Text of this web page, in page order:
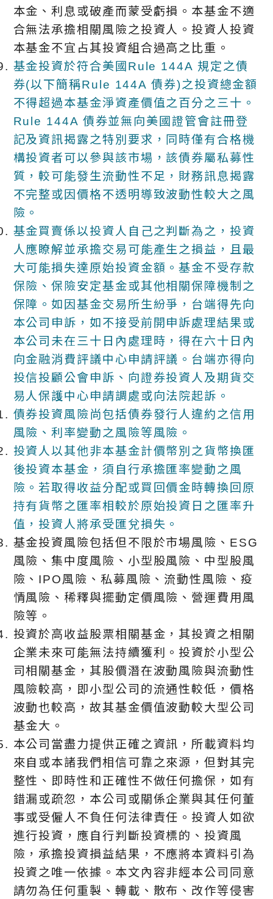
本金、利息或破產而蒙受虧損。本基金不適
合無法承擔相關風險之投資人。投資人投資
本基金不宜占其投資組合過高之比重。
基金投資於符合美國Rule 144A 規定之債
券(以下簡稱Rule 144A 債券)之投資總金額
不得超過本基金淨資產價值之百分之三十。
Rule 144A 債券並無向美國證管會註冊登
記及資訊揭露之特別要求，同時僅有合格機
構投資者可以參與該市場，該債券屬私募性
質，較可能發生流動性不足，財務訊息揭露
不完整或因價格不透明導致波動性較大之風
險。
基金買賣係以投資人自己之判斷為之，投資
人應瞭解並承擔交易可能產生之損益，且最
大可能損失達原始投資金額。基金不受存款
保險、保險安定基金或其他相關保障機制之
保障。如因基金交易所生紛爭，台端得先向
本公司申訴，如不接受前開申訴處理結果或
本公司未在三十日內處理時，得在六十日內
向金融消費評議中心申請評議。台端亦得向
投信投顧公會申訴、向證券投資人及期貨交
易人保護中心申請調處或向法院起訴。
債券投資風險尚包括債券發行人違約之信用
風險、利率變動之風險等風險。
投資人以其他非本基金計價幣別之貨幣換匯
後投資本基金，須自行承擔匯率變動之風
險。若取得收益分配或買回價金時轉換回原
持有貨幣之匯率相較於原始投資日之匯率升
值，投資人將承受匯兌損失。
基金投資風險包括但不限於市場風險、ESG
風險、集中度風險、小型股風險、中型股風
險、IPO風險、私募風險、流動性風險、疫
情風險、稀釋與擺動定價風險、營運費用風
險等。
投資於高收益股票相關基金，其投資之相關
企業未來可能無法持續獲利。投資於小型公
司相關基金，其股價潛在波動風險與流動性
風險較高，即小型公司的流通性較低，價格
波動也較高，故其基金價值波動較大型公司
基金大。
本公司當盡力提供正確之資訊，所載資料均
來自或本諸我們相信可靠之來源，但對其完
整性、即時性和正確性不做任何擔保，如有
錯漏或疏忽，本公司或關係企業與其任何董
事或受僱人不負任何法律責任。投資人如欲
進行投資，應自行判斷投資標的、投資風
險，承擔投資損益結果，不應將本資料引為
投資之唯一依據。本文內容非經本公司同意
請勿為任何重製、轉載、散布、改作等侵害